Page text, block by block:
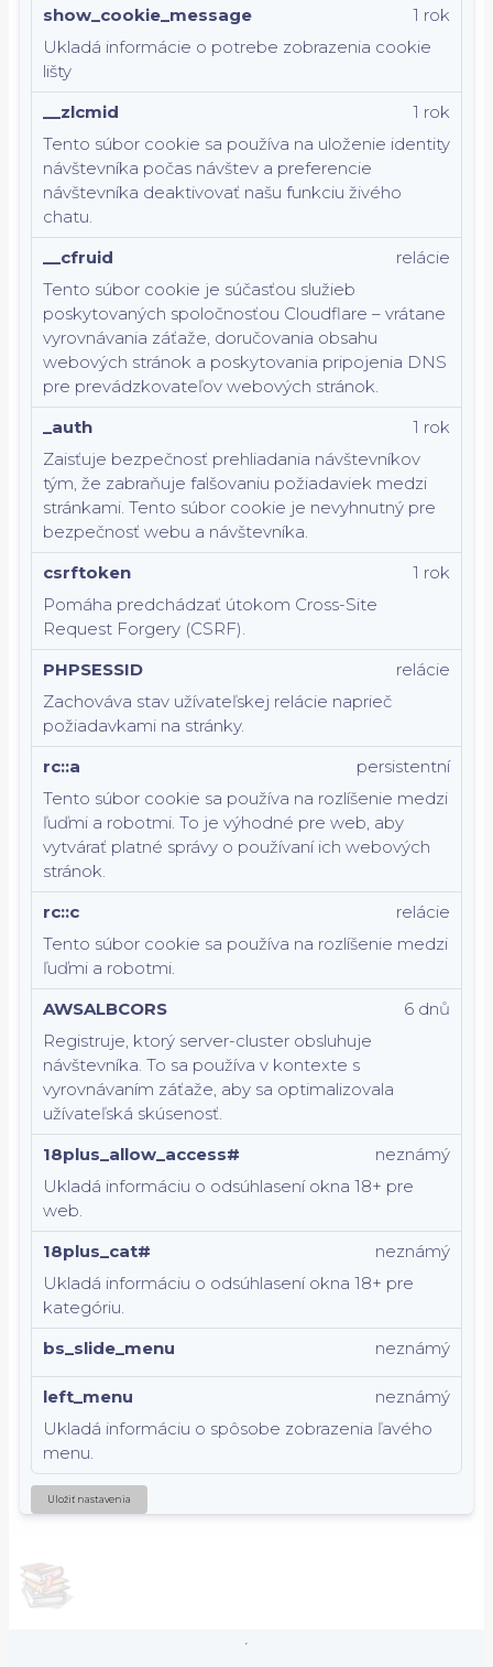
show_cookie_message
Ukladá informácie o potrebe zobrazenia cookie
lišty
1 rok
__zlcmid
Tento súbor cookie sa používa na uloženie identity
návštevníka počas návštev a preferencie
návštevníka deaktivovať našu funkciu živého
chatu.
1 rok
__cfruid
Tento súbor cookie je súčasťou služieb
poskytovaných spoločnosťou Cloudflare – vrátane
vyrovnávania záťaže, doručovania obsahu
webových stránok a poskytovania pripojenia DNS
pre prevádzkovateľov webových stránok.
relácie
_auth
Zaisťuje bezpečnosť prehliadania návštevníkov
tým, že zabraňuje falšovaniu požiadaviek medzi
stránkami. Tento súbor cookie je nevyhnutný pre
bezpečnosť webu a návštevníka.
1 rok
csrftoken
Pomáha predchádzať útokom Cross-Site
Request Forgery (CSRF).
1 rok
PHPSESSID
Zachováva stav užívateľskej relácie naprieč
požiadavkami na stránky.
relácie
rc::a
Tento súbor cookie sa používa na rozlíšenie medzi
ľuďmi a robotmi. To je výhodné pre web, aby
vytvárať platné správy o používaní ich webových
stránok.
persistentní
rc::c
Tento súbor cookie sa používa na rozlíšenie medzi
ľuďmi a robotmi.
relácie
AWSALBCORS
Registruje, ktorý server-cluster obsluhuje
návštevníka. To sa používa v kontexte s
vyrovnávaním záťaže, aby sa optimalizovala
užívateľská skúsenosť.
6 dnů
18plus_allow_access#
Ukladá informáciu o odsúhlasení okna 18+ pre
web.
neznámý
18plus_cat#
Ukladá informáciu o odsúhlasení okna 18+ pre
kategóriu.
neznámý
bs_slide_menu neznámý
left_menu
Ukladá informáciu o spôsobe zobrazenia ľavého
menu.
neznámý
Uložiť nastavenia